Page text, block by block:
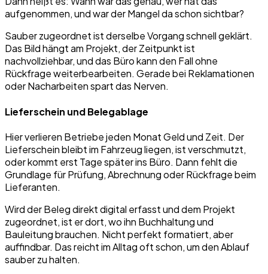
aufgenommen, und war der Mangel da schon sichtbar?
Sauber zugeordnet ist derselbe Vorgang schnell geklärt.
Das Bild hängt am Projekt, der Zeitpunkt ist
nachvollziehbar, und das Büro kann den Fall ohne
Rückfrage weiterbearbeiten. Gerade bei Reklamationen
oder Nacharbeiten spart das Nerven.
Lieferschein und Belegablage
Hier verlieren Betriebe jeden Monat Geld und Zeit. Der
Lieferschein bleibt im Fahrzeug liegen, ist verschmutzt,
oder kommt erst Tage später ins Büro. Dann fehlt die
Grundlage für Prüfung, Abrechnung oder Rückfrage beim
Lieferanten.
Wird der Beleg direkt digital erfasst und dem Projekt
zugeordnet, ist er dort, wo ihn Buchhaltung und
Bauleitung brauchen. Nicht perfekt formatiert, aber
auffindbar. Das reicht im Alltag oft schon, um den Ablauf
sauber zu halten.